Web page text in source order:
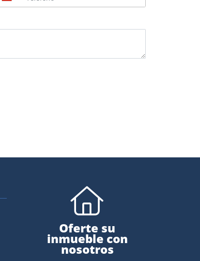
Oferte su
inmueble con
nosotros